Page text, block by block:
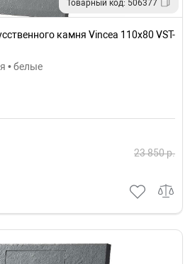
Товарный код: 506377
камня Vincea 110x80 VST-
• белые
23 850 р.